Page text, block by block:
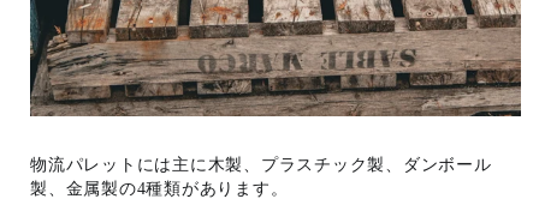
物流パレットには主に木製、プラスチック製、ダンボール
製、金属製の4種類があります。